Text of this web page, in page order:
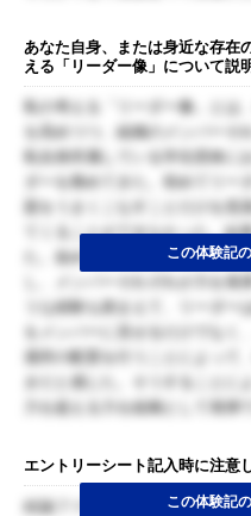
あなた自身、または身近な存在
える「リーダー像」について説
私の考える「リーダー像」とは
を高めつつ、組織のメンバーそ
私自身所属している学生団体に
ダーを務めてきた。初めてリー
題をうまくこなすことだけを意
てくることができなかった。結
た。改めて次の機会にリーダー
し、メンバーそれぞれが力を発
うな経験も踏まえて、リーダー
をメンバーに見せるだけでなく
適所の配置を行うことによって
きだと感じた。そうすること
力を超える力を組織として発揮
この体験記
エントリーシート記入時に注意
結論ファーストで書くことを意
この体験記